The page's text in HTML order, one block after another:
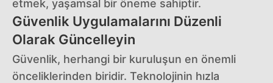
etmek, yaşamsal bir öneme sahiptir.
Güvenlik Uygulamalarını Düzenli
Olarak Güncelleyin
Güvenlik, herhangi bir kuruluşun en önemli
önceliklerinden biridir. Teknolojinin hızla